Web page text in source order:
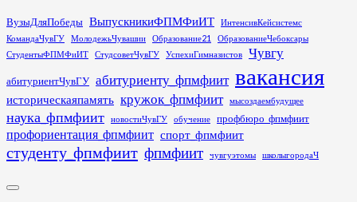
Перейти
к
содержимому
ВузыДляПобеды ВыпускникиФПМФиИТ
ИнтенсивКейсистемс
КомандаЧувГУ
МолодежьЧувашии Образование21
ОбразованиеЧебоксары
СтудентыФПМФиИТ
СтудсоветЧувГУ УспехиГимназистов Чувгу
абитуриентЧувГУ абитуриенту_фпмфиит вакансия
историческаяпамять кружок_фпмфиит мысоздаембудущее
наука_фпмфиит новостиЧувГУ обучение профбюро_фпмфиит
профориентация_фпмфиит спорт_фпмфиит
студенту_фпмфиит фпмфиит чувгуэтомы школыгородаЧ
Основное